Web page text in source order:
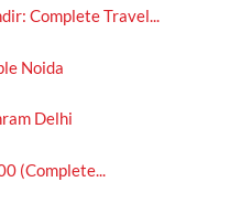
Complete Travel...
Noida
Delhi
(Complete...